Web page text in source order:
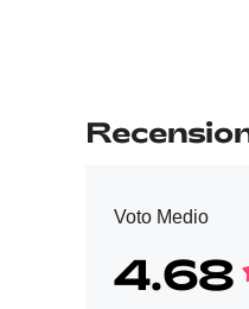
Voto Medio
4.68